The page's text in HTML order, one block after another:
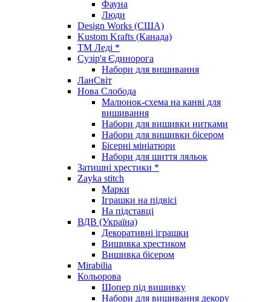
Фауна
Люди
Design Works (США)
Kustom Krafts (Канада)
ТМ Леді *
Сузір'я Єдинорога
Набори для вишивання
ЛанСвіт
Нова Слобода
Малюнок-схема на канві для
вишивання
Набори для вишивки нитками
Набори для вишивки бісером
Бісерні мініатюри
Набори для шиття ляльок
Затишні хрестики *
Zayka stitch
Марки
Іграшки на підвісі
На підставці
ВДВ (Україна)
Декоративні іграшки
Вишивка хрестиком
Вишивка бісером
Mirabilia
Кольорова
Шопер під вишивку
Набори для вишивання декору